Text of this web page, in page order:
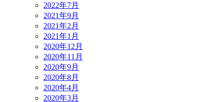
2022年7月
2021年9月
2021年2月
2021年1月
2020年12月
2020年11月
2020年9月
2020年8月
2020年4月
2020年3月